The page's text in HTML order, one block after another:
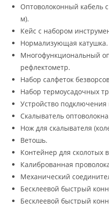
Оптоволоконный кабель
м).
Кейс с набором
Нормализующая катушка.
Многофункциональный
рефлектометр.
Набор салфеток
Набор термоусадочных
Устройство подключения
Скалыватель
Нож для скалывателя
Ветошь.
Контейнер для сколотых
Калиброванная
Механический
Бесклеевой быстрый
Бесклеевой быстрый